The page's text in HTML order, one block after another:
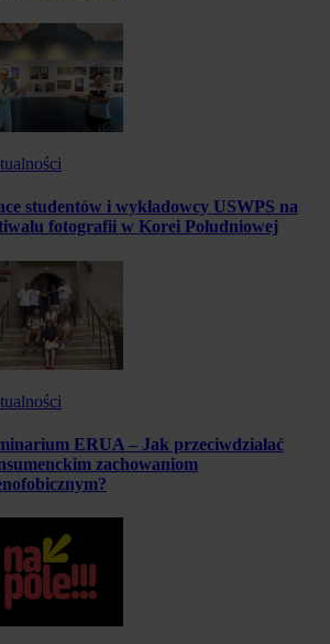
studentów i wykładowcy USWPS na
fotografii w Korei Południowej
ERUA – Jak przeciwdziałać
zachowaniom